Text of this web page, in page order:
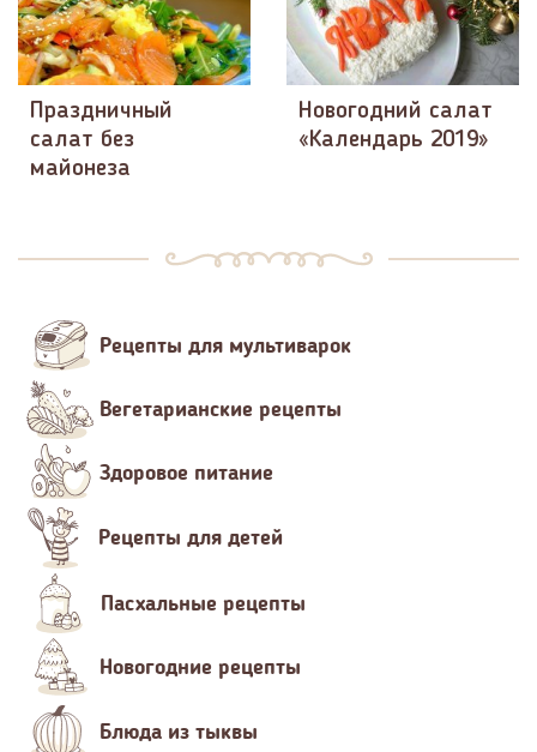
Праздничный
салат без
майонеза
Новогодний салат
«Календарь 2019»
Рецепты для мультиварок
Вегетарианские рецепты
Здоровое питание
Рецепты для детей
Пасхальные рецепты
Новогодние рецепты
Блюда из тыквы